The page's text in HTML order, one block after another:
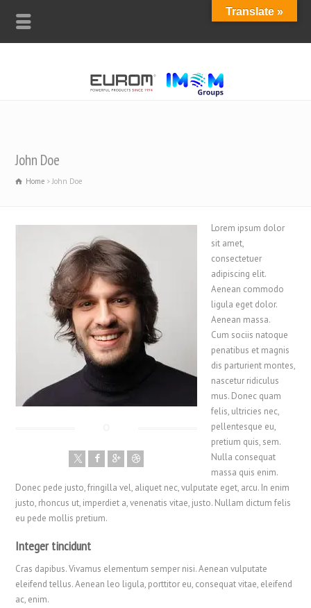
John Doe
Home John Doe
Lorem ipsum dolor
sit amet,
consectetuer
adipiscing elit.
Aenean commodo
ligula eget dolor.
Aenean massa.
Cum sociis natoque
penatibus et magnis
dis parturient montes,
nascetur ridiculus
mus. Donec quam
felis, ultricies nec,
pellentesque eu,
pretium quis, sem.
Nulla consequat
massa quis enim.
Donec pede justo, fringilla vel, aliquet nec, vulputate eget, arcu. In enim
justo, rhoncus ut, imperdiet a, venenatis vitae, justo. Nullam dictum felis
eu pede mollis pretium.
Integer tincidunt
Cras dapibus. Vivamus elementum semper nisi. Aenean vulputate
eleifend tellus. Aenean leo ligula, porttitor eu, consequat vitae, eleifend
ac, enim.
Translate »